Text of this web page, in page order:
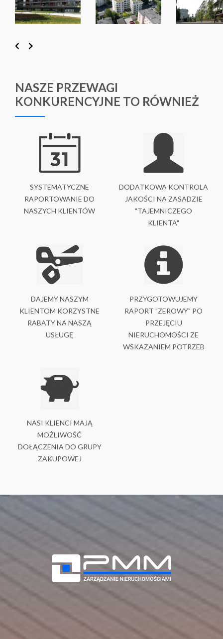
NASZE PRZEWAGI
KONKURENCYJNE TO RÓWNIEŻ
SYSTEMATYCZNE
RAPORTOWANIE DO
NASZYCH KLIENTÓW
DODATKOWA KONTROLA
JAKOŚCI NA ZASADZIE
"TAJEMNICZEGO
KLIENTA"
DAJEMY NASZYM
KLIENTOM KORZYSTNE
RABATY NA NASZĄ
USŁUGĘ
PRZYGOTOWUJEMY
RAPORT "ZEROWY" PO
PRZEJĘCIU
NIERUCHOMOŚCI ZE
WSKAZANIEM POTRZEB
NASI KLIENCI MAJĄ
MOŻLIWOŚĆ
DOŁĄCZENIA DO GRUPY
ZAKUPOWEJ